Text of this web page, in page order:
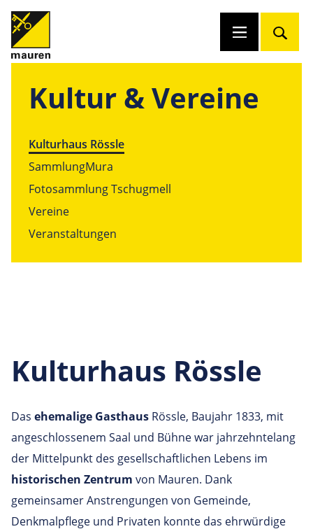
Kultur & Vereine
Kulturhaus Rössle
SammlungMura
Fotosammlung Tschugmell
Vereine
Veranstaltungen
Kulturhaus Rössle
Das ehemalige Gasthaus Rössle, Baujahr 1833, mit
angeschlossenem Saal und Bühne war jahrzehntelang
der Mittelpunkt des gesellschaftlichen Lebens im
historischen Zentrum von Mauren. Dank
gemeinsamer Anstrengungen von Gemeinde,
Denkmalpflege und Privaten konnte das ehrwürdige